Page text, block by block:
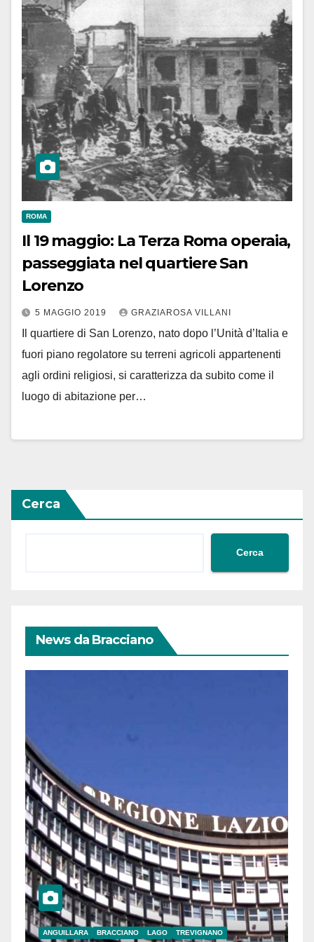
ROMA
Il 19 maggio: La Terza Roma operaia,
passeggiata nel quartiere San
Lorenzo
5 MAGGIO 2019 GRAZIAROSA VILLANI
Il quartiere di San Lorenzo, nato dopo l’Unità d’Italia e
fuori piano regolatore su terreni agricoli appartenenti
agli ordini religiosi, si caratterizza da subito come il
luogo di abitazione per…
Cerca
Cerca
News da Bracciano
ANGUILLARA BRACCIANO LAGO TREVIGNANO